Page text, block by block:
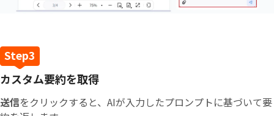
カスタム要約を取得
送信をクリックすると、AIが入力したプロンプトに基づいて要